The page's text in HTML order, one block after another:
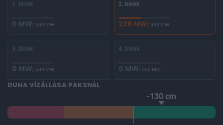
1. blokk
0 MW/ 500 MW
2. blokk
226 MW/ 500 MW
3. blokk
0 MW/ 500 MW
4. blokk
0 MW/ 500 MW
DUNA VÍZÁLLÁSA PAKSNÁL
-130 cm